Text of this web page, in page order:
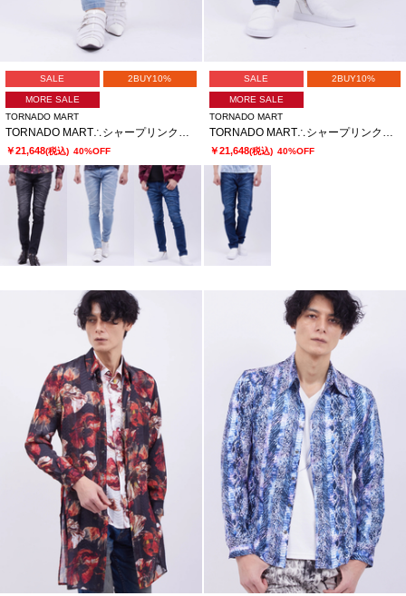
SALE 2BUY10%
MORE SALE
TORNADO MART
TORNADO MART∴シャープリンクルスキニーデニム
￥21,648(税込) 40%OFF
SALE 2BUY10%
MORE SALE
TORNADO MART
TORNADO MART∴シャープリンクルテーパードデニム
￥21,648(税込) 40%OFF